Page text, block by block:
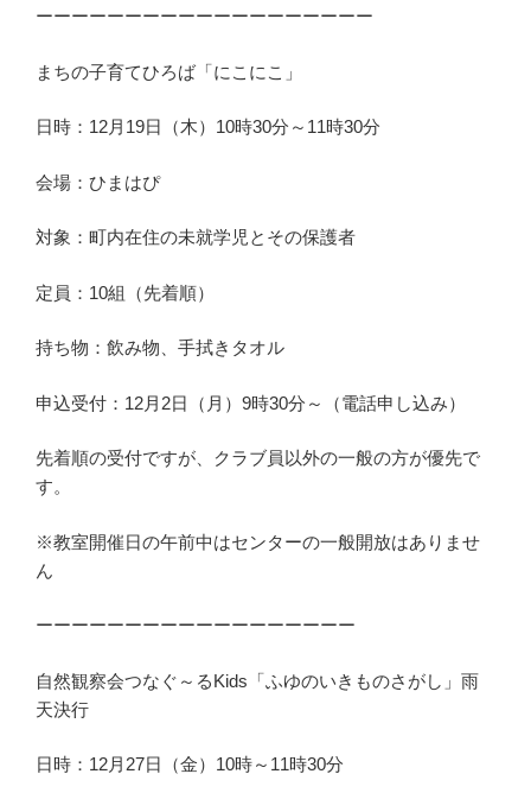
ーーーーーーーーーーーーーーーーーーー
まちの子育てひろば「にこにこ」
日時：12月19日（木）10時30分～11時30分
会場：ひまはぴ
対象：町内在住の未就学児とその保護者
定員：10組（先着順）
持ち物：飲み物、手拭きタオル
申込受付：12月2日（月）9時30分～（電話申し込み）
先着順の受付ですが、クラブ員以外の一般の方が優先で
す。
※教室開催日の午前中はセンターの一般開放はありませ
ん
ーーーーーーーーーーーーーーーーーー
自然観察会つなぐ～るKids「ふゆのいきものさがし」雨
天決行
日時：12月27日（金）10時～11時30分